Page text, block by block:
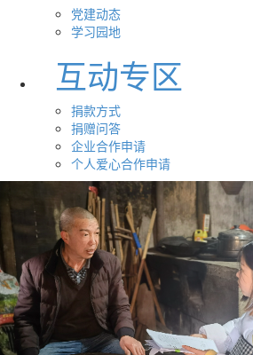
党建动态
学习园地
互动专区
捐款方式
捐赠问答
企业合作申请
个人爱心合作申请